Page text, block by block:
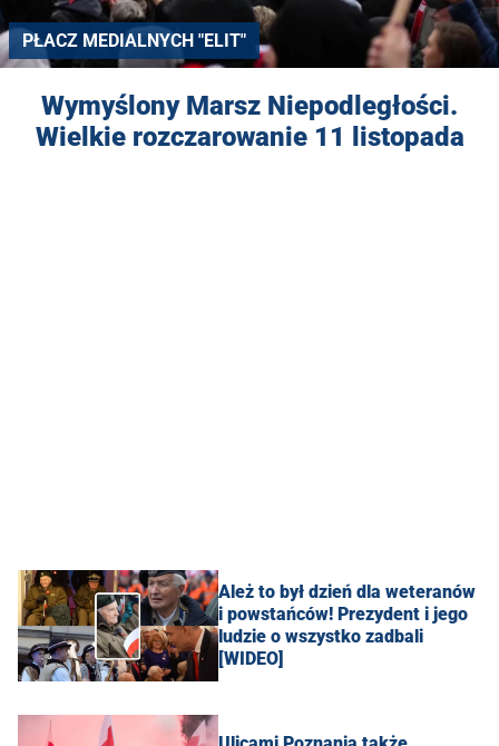
PŁACZ MEDIALNYCH "ELIT"
Wymyślony Marsz Niepodległości.
Wielkie rozczarowanie 11 listopada
Ależ to był dzień dla weteranów
i powstańców! Prezydent i jego
ludzie o wszystko zadbali
[WIDEO]